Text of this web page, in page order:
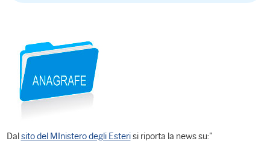
Dalsito del MInistero degli Esterisi riporta la news su:"